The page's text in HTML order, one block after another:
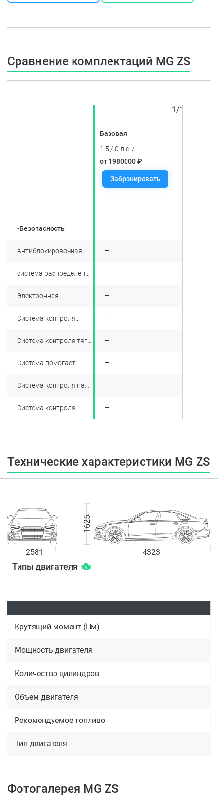
Сравнение комплектаций MG ZS
-Безопасность
Антиблокировочная
торможении
система распределения
Электронная
Система контроля
Система контроля тяги
Система помогает
Система контроля на
Система контроля
Базовая
1.5 / 0 л.с. /
от 1980000 ₽
Забронировать
+
+
+
+
+
+
+
+
1 /1
Технические характеристики MG ZS
2581
1625
4323
Типы двигателя
Крутящий момент (Нм)
Мощность двигателя
Количество цилиндров
Объем двигателя
Рекомендуемое топливо
Тип двигателя
Фотогалерея MG ZS